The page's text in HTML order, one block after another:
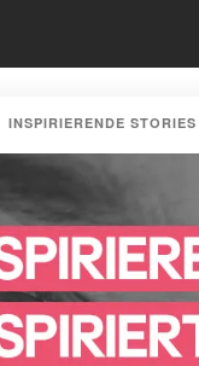
INSPIRIERENDE STORIES